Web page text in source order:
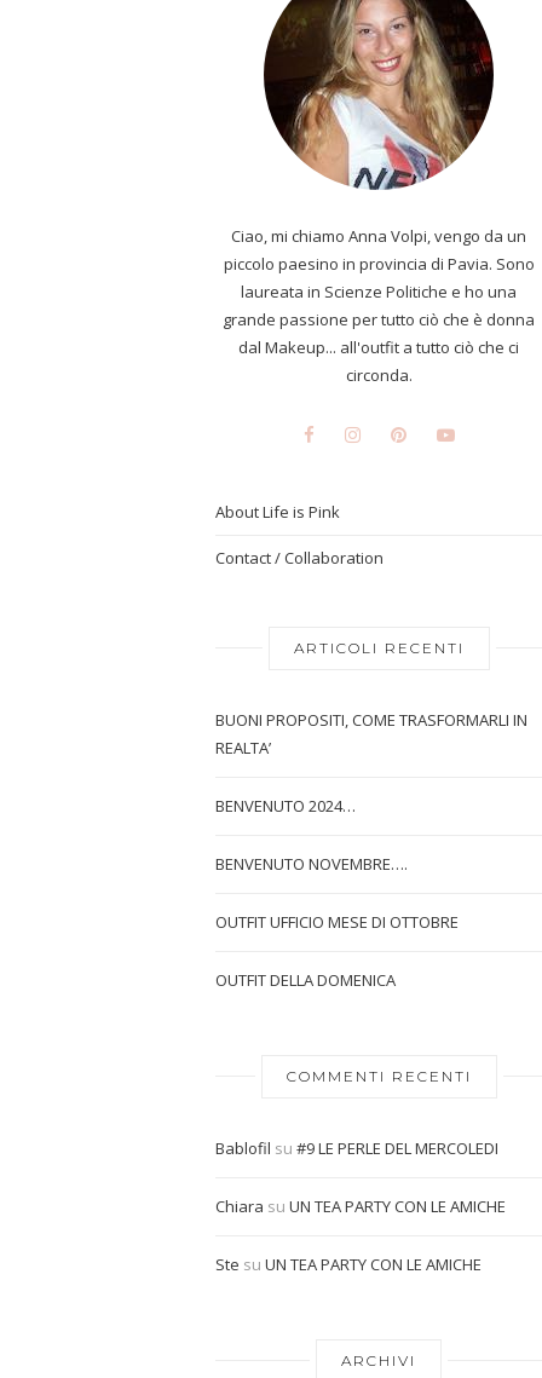
Ciao, mi chiamo Anna Volpi, vengo da un
piccolo paesino in provincia di Pavia. Sono
laureata in Scienze Politiche e ho una
grande passione per tutto ciò che è donna
dal Makeup... all'outfit a tutto ciò che ci
circonda.
About Life is Pink
Contact / Collaboration
ARTICOLI RECENTI
BUONI PROPOSITI, COME TRASFORMARLI IN
REALTA’
BENVENUTO 2024…
BENVENUTO NOVEMBRE….
OUTFIT UFFICIO MESE DI OTTOBRE
OUTFIT DELLA DOMENICA
COMMENTI RECENTI
Bablofil su #9 LE PERLE DEL MERCOLEDI
Chiara su UN TEA PARTY CON LE AMICHE
Ste su UN TEA PARTY CON LE AMICHE
ARCHIVI